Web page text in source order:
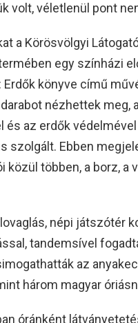
volt, véletlenül pont
a Körösvölgyi
egy színházi
Erdők könyve című
nézhettek meg,
és az erdők
szolgált. Ebben
közül többen, a borz, a
népi játszótér
tandemsível
az
három magyar
óránként